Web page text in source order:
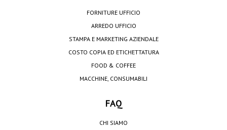
FORNITURE UFFICIO
ARREDO UFFICIO
STAMPA E MARKETING AZIENDALE
COSTO COPIA ED ETICHETTATURA
FOOD & COFFEE
MACCHINE, CONSUMABILI
FAQ
CHI SIAMO